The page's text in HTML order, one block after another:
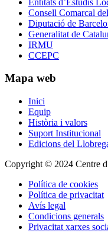
Consell Comarcal
Diputació de
Generalitat de
IRMU
CCEPC
Mapa web
Inici
Equip
Història i valors
Suport Institucional
Edicions del
Copyright © 2024 Centre
Política de cookies
Política de privacitat
Avís legal
Condicions generals
Privacitat xarxes